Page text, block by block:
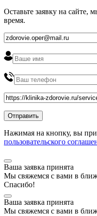
Оставьте заявку на сайте,
время.
Нажимая на кнопку, вы
пользовательского
Ваша заявка принята
Мы свяжемся с вами в
Спасибо!
Ваша заявка принята
Мы свяжемся с вами в